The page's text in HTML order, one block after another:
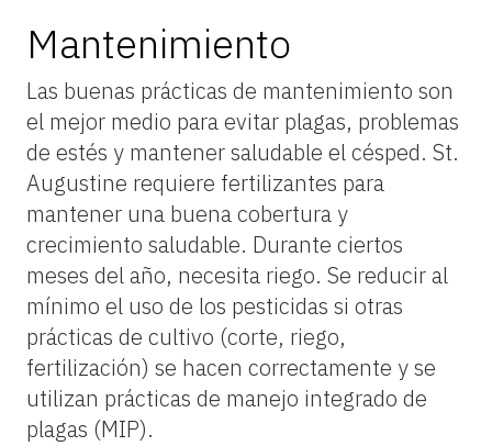
Mantenimiento
Las buenas prácticas de mantenimiento son
el mejor medio para evitar plagas, problemas
de estés y mantener saludable el césped. St.
Augustine requiere fertilizantes para
mantener una buena cobertura y
crecimiento saludable. Durante ciertos
meses del año, necesita riego. Se reducir al
mínimo el uso de los pesticidas si otras
prácticas de cultivo (corte, riego,
fertilización) se hacen correctamente y se
utilizan prácticas de manejo integrado de
plagas (MIP).